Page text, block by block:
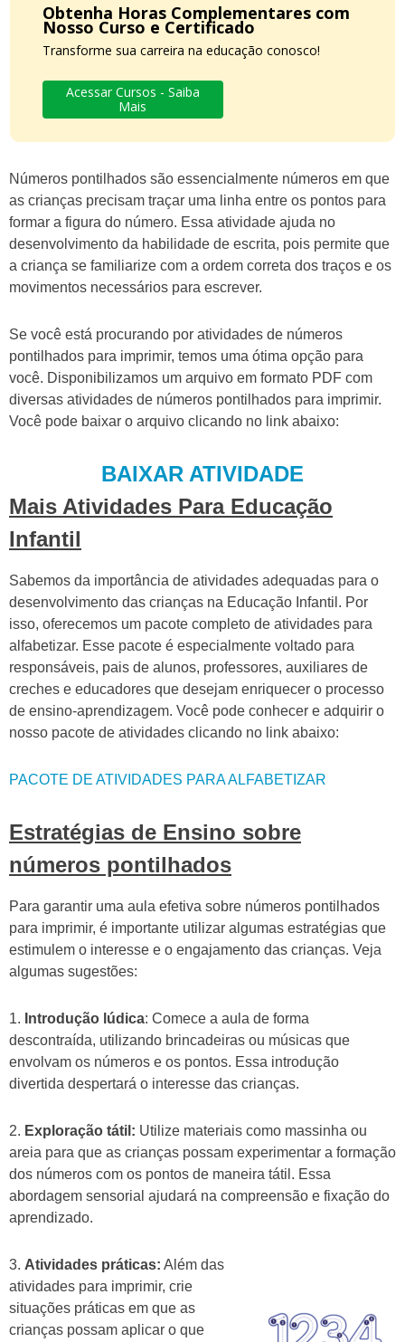
Obtenha Horas Complementares com
Nosso Curso e Certificado
Transforme sua carreira na educação conosco!
Acessar Cursos - Saiba
Mais
Números pontilhados são essencialmente números em que
as crianças precisam traçar uma linha entre os pontos para
formar a figura do número. Essa atividade ajuda no
desenvolvimento da habilidade de escrita, pois permite que
a criança se familiarize com a ordem correta dos traços e os
movimentos necessários para escrever.
Se você está procurando por atividades de números
pontilhados para imprimir, temos uma ótima opção para
você. Disponibilizamos um arquivo em formato PDF com
diversas atividades de números pontilhados para imprimir.
Você pode baixar o arquivo clicando no link abaixo:
BAIXAR ATIVIDADE
Mais Atividades Para Educação
Infantil
Sabemos da importância de atividades adequadas para o
desenvolvimento das crianças na Educação Infantil. Por
isso, oferecemos um pacote completo de atividades para
alfabetizar. Esse pacote é especialmente voltado para
responsáveis, pais de alunos, professores, auxiliares de
creches e educadores que desejam enriquecer o processo
de ensino-aprendizagem. Você pode conhecer e adquirir o
nosso pacote de atividades clicando no link abaixo:
PACOTE DE ATIVIDADES PARA ALFABETIZAR
Estratégias de Ensino sobre
números pontilhados
Para garantir uma aula efetiva sobre números pontilhados
para imprimir, é importante utilizar algumas estratégias que
estimulem o interesse e o engajamento das crianças. Veja
algumas sugestões:
1. Introdução lúdica: Comece a aula de forma
descontraída, utilizando brincadeiras ou músicas que
envolvam os números e os pontos. Essa introdução
divertida despertará o interesse das crianças.
2. Exploração tátil: Utilize materiais como massinha ou
areia para que as crianças possam experimentar a formação
dos números com os pontos de maneira tátil. Essa
abordagem sensorial ajudará na compreensão e fixação do
aprendizado.
3. Atividades práticas: Além das
atividades para imprimir, crie
situações práticas em que as
crianças possam aplicar o que